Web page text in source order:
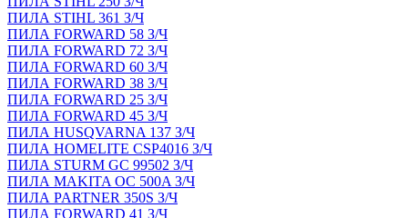
ПИЛА STIHL 361 З/Ч
ПИЛА FORWARD 58 З/Ч
ПИЛА FORWARD 72 З/Ч
ПИЛА FORWARD 60 З/Ч
ПИЛА FORWARD 38 З/Ч
ПИЛА FORWARD 25 З/Ч
ПИЛА FORWARD 45 З/Ч
ПИЛА HUSQVARNA 137 З/Ч
ПИЛА HOMELITE CSP4016 З/Ч
ПИЛА STURM GC 99502 З/Ч
ПИЛА MAKITA OC 500A З/Ч
ПИЛА PARTNER 350S З/Ч
ПИЛА FORWARD 41 З/Ч